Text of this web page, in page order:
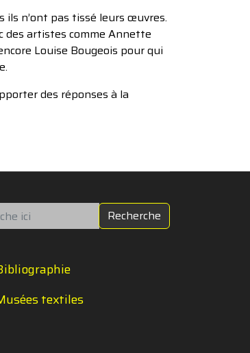
n’ont pas tissé leurs œuvres.
des artistes comme Annette
Louise Bougeois pour qui
des réponses à la
Recherche
textiles